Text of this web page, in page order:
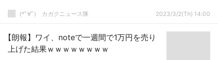
(*ﾟ∀ﾟ)ゞカガクニュース隊 2023/3/2(Th) 14:00
【朗報】ワイ、noteで一週間で1万円を売り
上げた結果ｗｗｗｗｗｗｗｗ